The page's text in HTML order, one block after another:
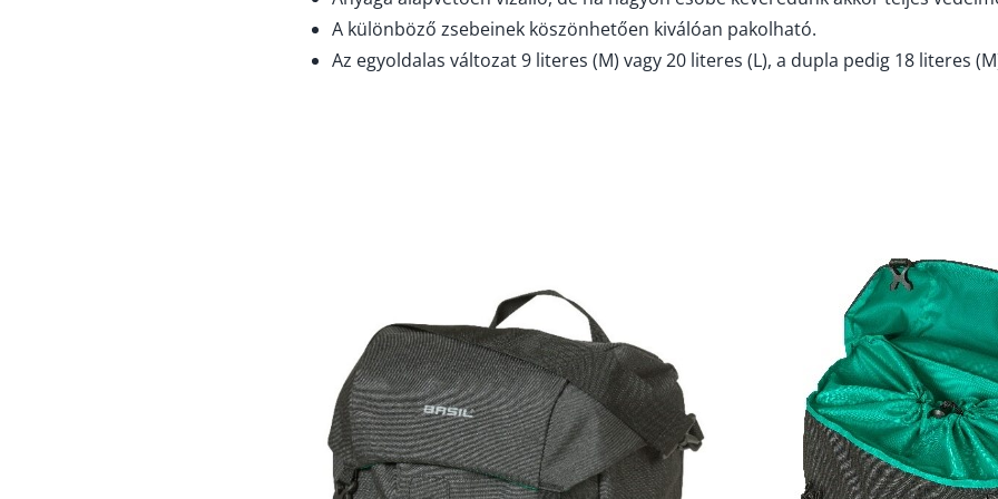
A különböző zsebeinek köszönhetően kiválóan pakolható.
Az egyoldalas változat 9 literes (M) vagy 20 literes (L), a dupla pedig 18 literes